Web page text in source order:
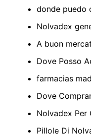
donde puedo
Nolvadex
A buon
Dove Posso
farmacias
Dove
Nolvadex Per
Pillole Di